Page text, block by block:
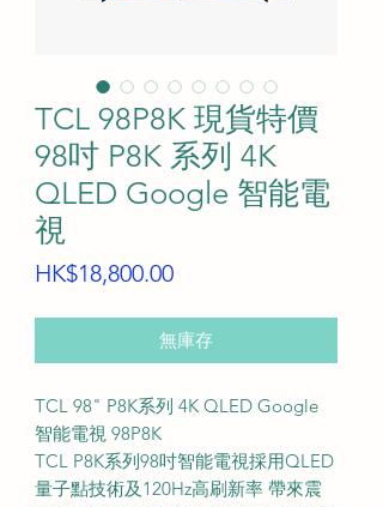
TCL 98P8K 現貨特價
98吋 P8K 系列 4K
QLED Google 智能電
視
HK$18,800.00價
無庫存
TCL 98" P8K系列 4K QLED Google
智能電視 98P8K
TCL P8K系列98吋智能電視採用QLED
量子點技術及120Hz高刷新率 帶來震